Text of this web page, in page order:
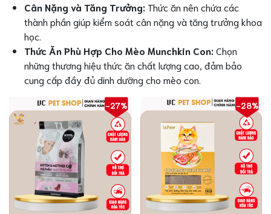
Cân Nặng và Tăng Trưởng: Thức ăn nên chứa các
thành phần giúp kiểm soát cân nặng và tăng trưởng khoa
học.
Thức Ăn Phù Hợp Cho Mèo Munchkin Con: Chọn
những thương hiệu thức ăn chất lượng cao, đảm bảo
cung cấp đầy đủ dinh dưỡng cho mèo con.
-27% -28%